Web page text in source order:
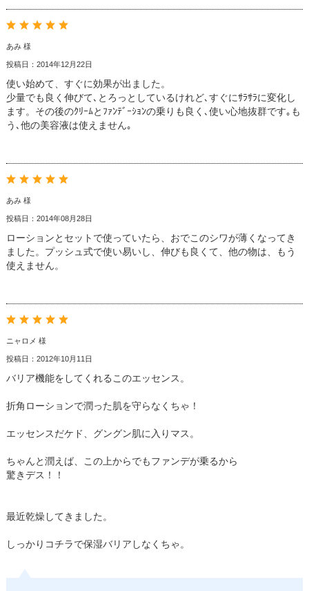
あみ 様
投稿日：2014年12月22日
使い始めて、すぐに効果が出ました。
少量でも良く伸びて､とろっとしているけれど､すぐにｻﾗｻﾗに変化し
ます。その後のｸﾘｰﾑとﾌｧﾝﾃﾞｰｼｮﾝの乗りも良く､使い心地抜群です｡も
う､他の美容液は使えません｡
あみ 様
投稿日：2014年08月28日
ローションとセットで使っていたら、おでこのシワが薄くなってき
ました。プッシュ式で使い易いし、伸びも良くて、他の物は、もう
使えません。
ニャロメ 様
投稿日：2012年10月11日
バリア機能をしてくれるこのエッセンス。
折角ローションで潤った肌を守らなくちゃ！
エッセンスだケド、グングン肌に入りマス。
ちゃんと潤えば、この上からでもファンデが乗るから
驚きデス！！
最近乾燥してきました。
しっかりコチラで保湿バリアしなくちゃ。